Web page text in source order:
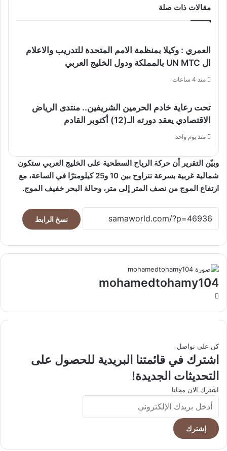
مقالات ذات صلة
العمري : وكيلا بمنظمة الامم المتحدة للتدريب والاعلام
ال UN MTC بالمملكة ودول الخليج العربي
منذ 4 ساعات
تحت رعاية خادم الحرمين الشريفين.. منتدى الرياض
الاقتصادي يعقد دورته الـ(12) أكتوبر القادم
منذ يوم واحد
وبيّن التقرير أن حركة الرياح السطحية على الخليج العربي ستكون
شمالية غربية بسرعة تتراوح بين 10 و25 كيلومترًا في الساعة، مع
ارتفاع الموج من نصف المتر إلى متر، وحالة البحر خفيف الموج.
نسخ الرابط
mohamedtohamy104
كن على تواصل
اشترك في قائمتنا البريدية للحصول على
التحديثات الجديدة!
اشترك الان مجانا
أدخل
بريدك
الإلكتروني